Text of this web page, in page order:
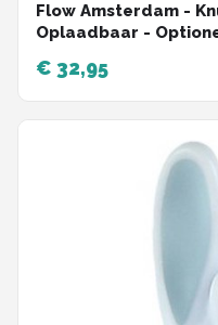
Flow Amsterdam -
Oplaadbaar -
€ 32,95